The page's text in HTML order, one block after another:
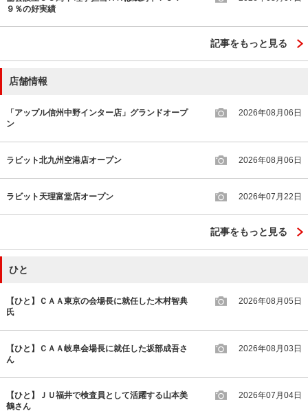
９％の好実績
記事をもっと見る
店舗情報
「アップル信州中野インター店」グランドオープ
ン
2026年08月06日
ラビット北九州空港店オープン 2026年08月06日
ラビット天理富堂店オープン 2026年07月22日
記事をもっと見る
ひと
【ひと】ＣＡＡ東京の会場長に就任した木村智典
氏
2026年08月05日
【ひと】ＣＡＡ岐阜会場長に就任した坂部成吾さ
ん
2026年08月03日
【ひと】ＪＵ福井で検査員として活躍する山本美
鶴さん
2026年07月04日